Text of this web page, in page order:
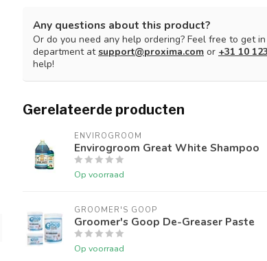
Any questions about this product?
Or do you need any help ordering? Feel free to get
department atsupport@proxima.com or +31 10
help!
Gerelateerde producten
ENVIROGROOM
Envirogroom Great White Shampoo
Op voorraad
GROOMER'S GOOP
Groomer's Goop De-Greaser Paste
Op voorraad